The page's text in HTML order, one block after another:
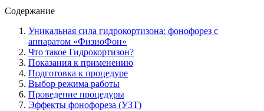
Содержание
Уникальная сила гидрокортизона: фонофорез с
аппаратом «ФизиоФон»
Что такое Гидрокортизон?
Показания к применению
Подготовка к процедуре
Выбор режима работы
Проведение процедуры
Эффекты фонофореза (УЗТ)